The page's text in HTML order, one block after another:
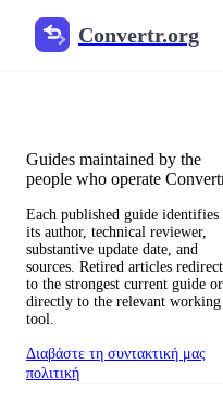
Convertr.org
Μετατροπή
Guides maintained by the
people who operate
Each published guide identifies
its author, technical reviewer,
substantive update date, and
sources. Retired articles redirect
to the strongest current guide or
directly to the relevant working
tool.
Διαβάστε τη συντακτική μας
πολιτική